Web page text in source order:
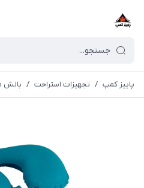
پاییز کمپ / تجهیزات استراحت / بالش